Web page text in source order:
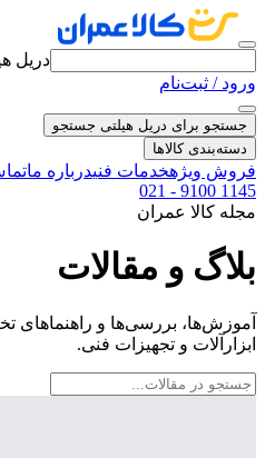
دریل
ورود / ثبت‌نام
جستجو برای دریل هیلتی جستجو
دسته‌بندی کالاها
فروش ویژهخدمات فنیدرباره ما
021 - 9100 1145
مجله کالا عمران
بلاگ و مقالات
آموزش‌ها، بررسی‌ها و راهنماهای
ابزارآلات و تجهیزات فنی.